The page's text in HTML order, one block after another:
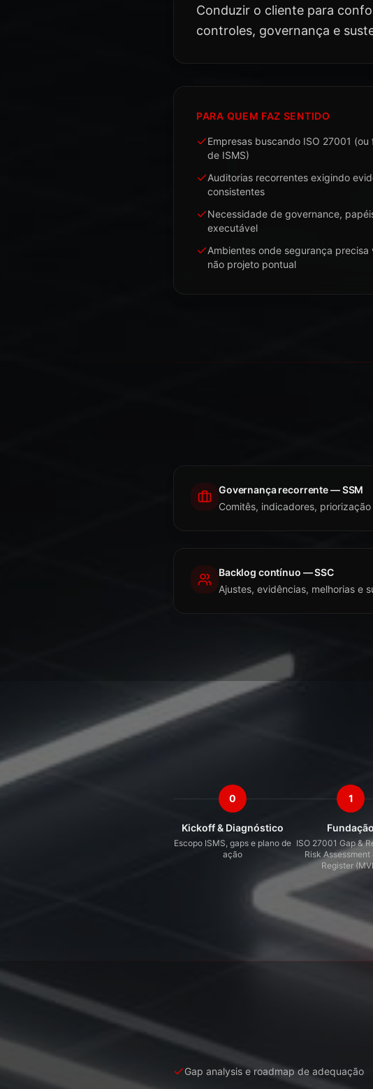
Conduzir o cliente para
controles, governança e
PARA QUEM FAZ SENTIDO
Empresas buscando ISO 27001
de ISMS)
Auditorias recorrentes exigindo
consistentes
Necessidade de governance,
executável
Ambientes onde segurança precisa
não projeto pontual
Governança recorrente — SSM
Comitês, indicadores, priorização
Backlog contínuo — SSC
Ajustes, evidências, melhorias e
0
Kickoff & Diagnóstico
Escopo ISMS, gaps e plano de
ação
1
Fundação
ISO 27001 Gap &
Risk Assessment
Register
Gap analysis e roadmap de adequação